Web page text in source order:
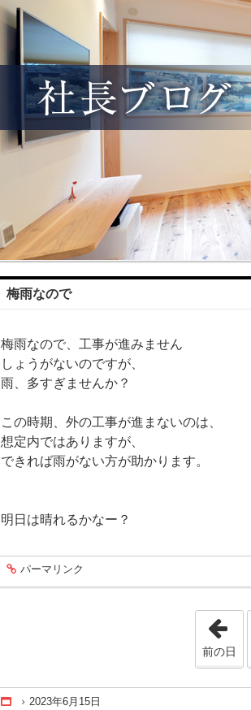
梅雨なので
梅雨なので、工事が進みません
しょうがないのですが、
雨、多すぎませんか？
この時期、外の工事が進まないのは、
想定内ではありますが、
できれば雨がない方が助かります。
明日は晴れるかなー？
entry800
パーマリンク
前の日
Home
2023年6月15日